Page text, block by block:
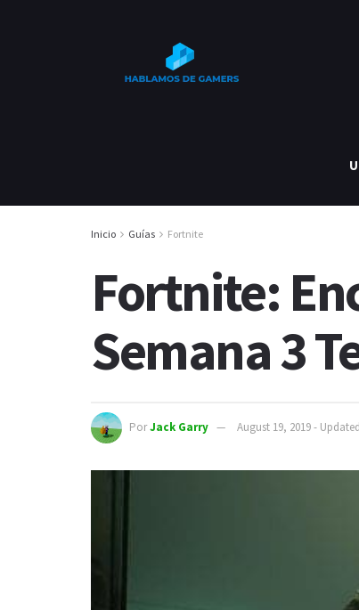
Inicio Guías Fortnite
Fortnite:
Semana 3
PorJack Garry August 19, 2019 -